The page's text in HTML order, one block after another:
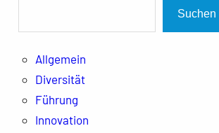
Suchen
Allgemein
Diversität
Führung
Innovation